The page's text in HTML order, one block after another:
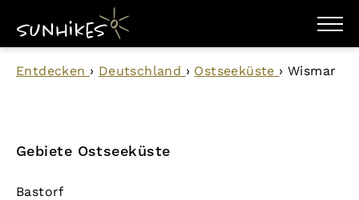
WANDERZIELE
WANDERUNGEN
Entdecken › Deutschland › Ostseeküste › Wismar
Gebiete Ostseeküste
Bastorf